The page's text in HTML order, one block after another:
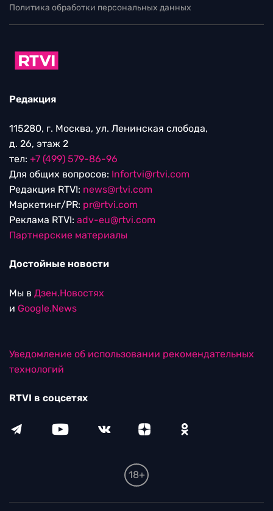
Политика обработки персональных данных
Редакция
115280, г. Москва, ул. Ленинская слобода,
д. 26, этаж 2
тел: +7 (499) 579-86-96
Для общих вопросов: Infortvi@rtvi.com
Редакция RTVI: news@rtvi.com
Маркетинг/PR: pr@rtvi.com
Реклама RTVI: adv-eu@rtvi.com
Партнерские материалы
Достойные новости
Мы в Дзен.Новостях
и Google.News
Уведомление об использовании рекомендательных
технологий
RTVI в соцсетях
18+